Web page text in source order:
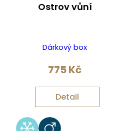
Ostrov vůní
Dárkový box
775Kč
Detail